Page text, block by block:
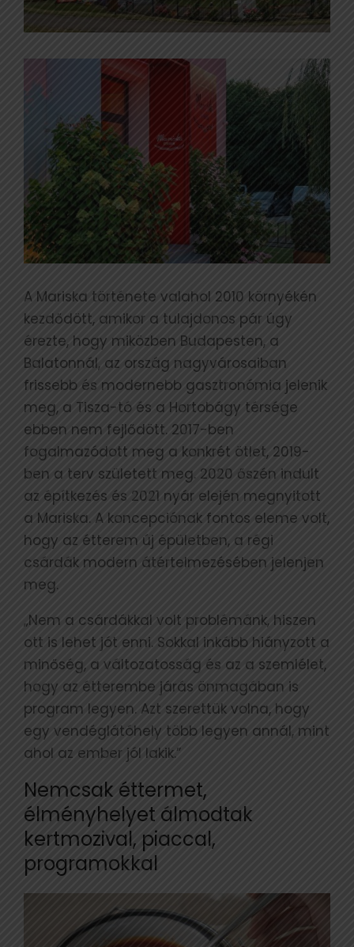
A Mariska története valahol 2010 környékén
kezdődött, amikor a tulajdonos pár úgy
érezte, hogy miközben Budapesten, a
Balatonnál, az ország nagyvárosaiban
frissebb és modernebb gasztronómia jelenik
meg, a Tisza-tó és a Hortobágy térsége
ebben nem fejlődött. 2017-ben
fogalmazódott meg a konkrét ötlet, 2019-
ben a terv született meg. 2020 őszén indult
az építkezés és 2021 nyár elején megnyitott
a Mariska. A koncepciónak fontos eleme volt,
hogy az étterem új épületben, a régi
csárdák modern átértelmezésében jelenjen
meg.
„Nem a csárdákkal volt problémánk, hiszen
ott is lehet jót enni. Sokkal inkább hiányzott a
minőség, a változatosság és az a szemlélet,
hogy az étterembe járás önmagában is
program legyen. Azt szerettük volna, hogy
egy vendéglátóhely több legyen annál, mint
ahol az ember jól lakik.”
Nemcsak éttermet,
élményhelyet álmodtak
kertmozival, piaccal,
programokkal